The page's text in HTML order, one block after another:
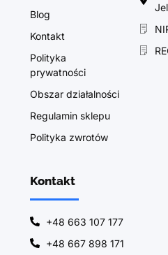
Blog
Kontakt
Polityka
prywatności
Obszar działalności
Regulamin sklepu
Polityka zwrotów
Kontakt
+48 663 107 177
+48 667 898 171